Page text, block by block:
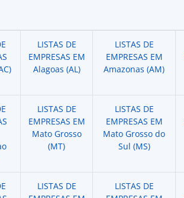
LISTAS DE
EMPRESAS EM
Alagoas (AL)
LISTAS DE
EMPRESAS EM
Amazonas (AM)
LISTAS DE
EMPRESAS EM
Mato Grosso
(MT)
LISTAS DE
EMPRESAS EM
Mato Grosso do
Sul (MS)
LISTAS DE
LISTAS DE